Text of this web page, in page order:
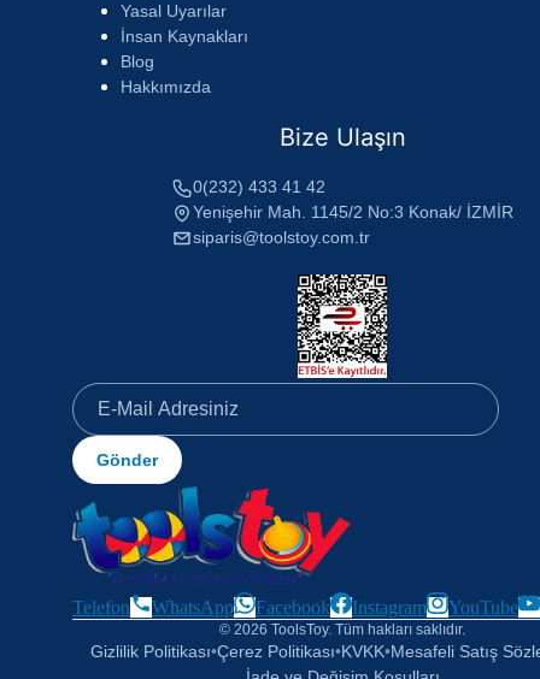
Yasal Uyarılar
İnsan Kaynakları
Blog
Hakkımızda
Bize Ulaşın
0(232) 433 41 42
Yenişehir Mah. 1145/2 No:3 Konak/ İZMİR
siparis@toolstoy.com.tr
Gönder
Telefon WhatsApp Facebook Instagram YouTube
© 2026 ToolsToy. Tüm hakları saklıdır.
Gizlilik Politikası•Çerez Politikası•KVKK•Mesafeli Satış